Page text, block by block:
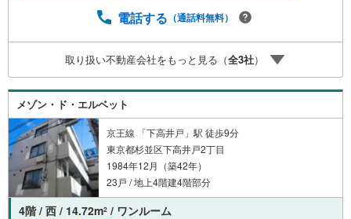
電話する （通話料無料）
取り扱い不動産会社をもっと見る（全3社）
メゾン・ド・エルベット
京王線 「下高井戸」駅 徒歩9分
東京都杉並区下高井戸2丁目
1984年12月（築42年）
23戸 / 地上4階建4階部分
4階 / 西 / 14.72m2 / ワンルーム